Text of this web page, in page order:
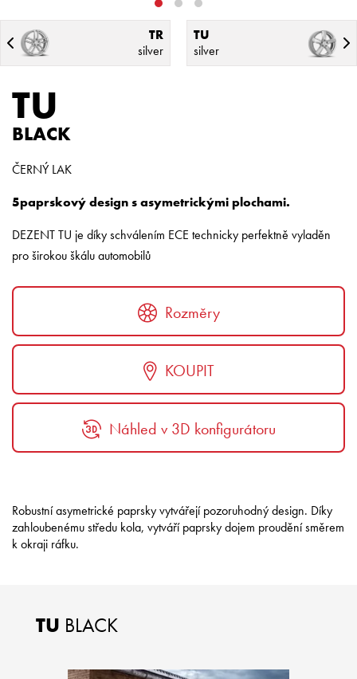
TR
silver
TU
silver
TU
BLACK
ČERNÝ LAK
5paprskový design s asymetrickými plochami.
DEZENT TU je díky schválením ECE technicky perfektně vyladěn
pro širokou škálu automobilů
Rozměry
KOUPIT
Náhled v 3D konfigurátoru
Robustní asymetrické paprsky vytvářejí pozoruhodný design. Díky
zahloubenému středu kola, vytváří paprsky dojem proudění směrem
k okraji ráfku.
TU BLACK